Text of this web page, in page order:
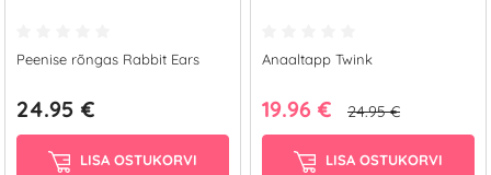
Peenise rõngas Rabbit Ears
24.95 €
LISA OSTUKORVI
Anaaltapp Twink
19.96 € 24.95 €
LISA OSTUKORVI